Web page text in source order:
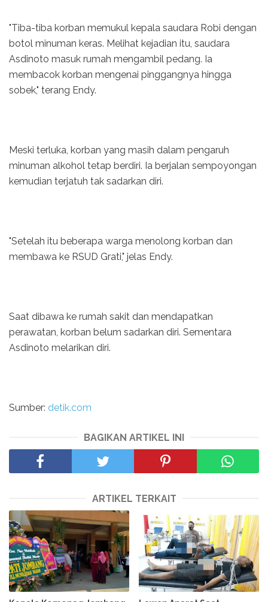
"Tiba-tiba korban memukul kepala saudara Robi dengan
botol minuman keras. Melihat kejadian itu, saudara
Asdinoto masuk rumah mengambil pedang. Ia
membacok korban mengenai pinggangnya hingga
sobek," terang Endy.
Meski terluka, korban yang masih dalam pengaruh
minuman alkohol tetap berdiri. Ia berjalan sempoyongan
kemudian terjatuh tak sadarkan diri.
"Setelah itu beberapa warga menolong korban dan
membawa ke RSUD Grati," jelas Endy.
Saat dibawa ke rumah sakit dan mendapatkan
perawatan, korban belum sadarkan diri. Sementara
Asdinoto melarikan diri.
Sumber: detik.com
BAGIKAN ARTIKEL INI
ARTIKEL TERKAIT